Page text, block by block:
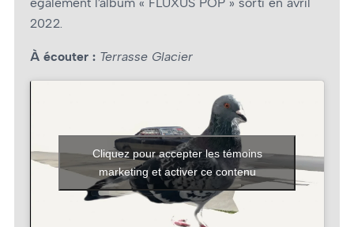
2022.
À écouter : Terrasse Glacier
Cliquez pour accepter les témoins
marketing et activer ce contenu